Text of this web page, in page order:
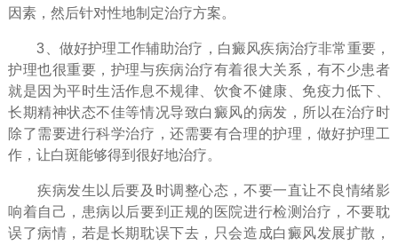
因素，然后针对性地制定治疗方案。
3、做好护理工作辅助治疗，白癜风疾病治疗非常重要，
护理也很重要，护理与疾病治疗有着很大关系，有不少患者
就是因为平时生活作息不规律、饮食不健康、免疫力低下、
长期精神状态不佳等情况导致白癜风的病发，所以在治疗时
除了需要进行科学治疗，还需要有合理的护理，做好护理工
作，让白斑能够得到很好地治疗。
疾病发生以后要及时调整心态，不要一直让不良情绪影
响着自己，患病以后要到正规的医院进行检测治疗，不要耽
误了病情，若是长期耽误下去，只会造成白癜风发展扩散，